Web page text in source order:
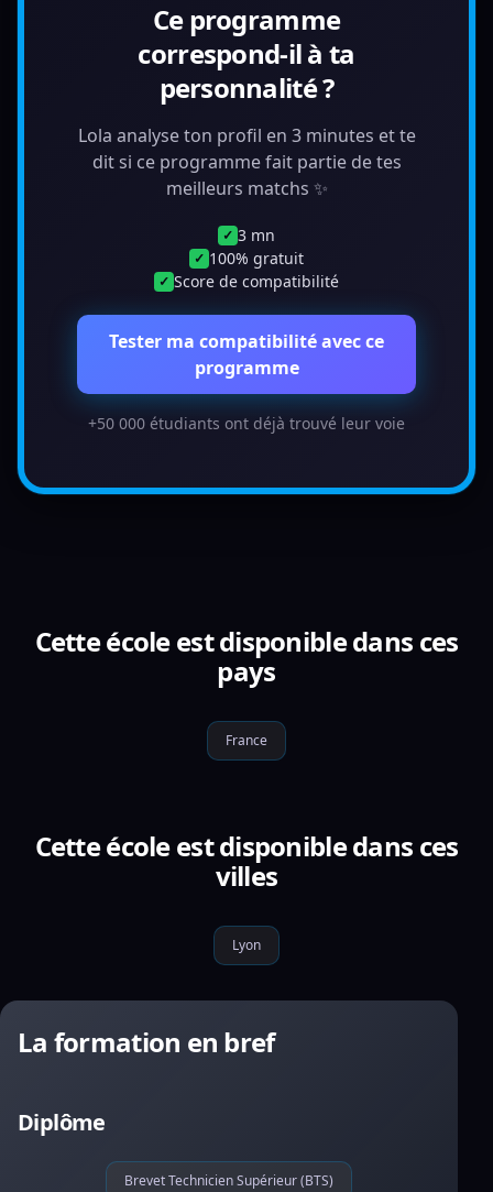
Ce programme
correspond-il à ta
personnalité ?
Lola analyse ton profil en 3 minutes et te
dit si ce programme fait partie de tes
meilleurs matchs ✨
✓ 3 mn
✓ 100% gratuit
✓ Score de compatibilité
Tester ma compatibilité avec ce
programme
+50 000 étudiants ont déjà trouvé leur voie
Cette école est disponible dans ces
pays
France
Cette école est disponible dans ces
villes
Lyon
La formation en bref
Diplôme
Brevet Technicien Supérieur (BTS)